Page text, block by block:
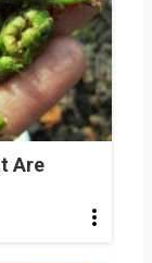
Are